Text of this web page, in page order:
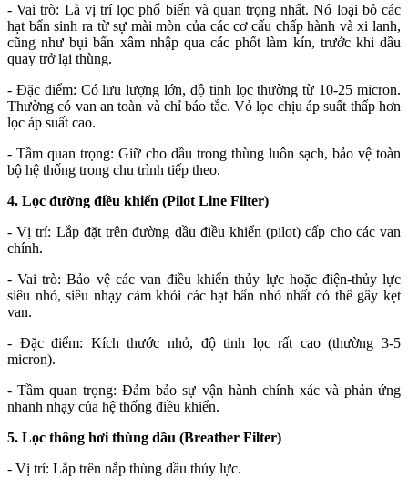
- Vai trò: Là vị trí lọc phổ biến và quan trọng nhất. Nó loại bỏ các
hạt bẩn sinh ra từ sự mài mòn của các cơ cấu chấp hành và xi lanh,
cũng như bụi bẩn xâm nhập qua các phốt làm kín, trước khi dầu
quay trở lại thùng.
- Đặc điểm: Có lưu lượng lớn, độ tinh lọc thường từ 10-25 micron.
Thường có van an toàn và chỉ báo tắc. Vỏ lọc chịu áp suất thấp hơn
lọc áp suất cao.
- Tầm quan trọng: Giữ cho dầu trong thùng luôn sạch, bảo vệ toàn
bộ hệ thống trong chu trình tiếp theo.
4. Lọc đường điều khiển (Pilot Line Filter)
- Vị trí: Lắp đặt trên đường dầu điều khiển (pilot) cấp cho các van
chính.
- Vai trò: Bảo vệ các van điều khiển thủy lực hoặc điện-thủy lực
siêu nhỏ, siêu nhạy cảm khỏi các hạt bẩn nhỏ nhất có thể gây kẹt
van.
- Đặc điểm: Kích thước nhỏ, độ tinh lọc rất cao (thường 3-5
micron).
- Tầm quan trọng: Đảm bảo sự vận hành chính xác và phản ứng
nhanh nhạy của hệ thống điều khiển.
5. Lọc thông hơi thùng dầu (Breather Filter)
- Vị trí: Lắp trên nắp thùng dầu thủy lực.